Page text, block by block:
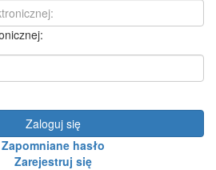
Zaloguj się
Zapomniane hasło
Zarejestruj się